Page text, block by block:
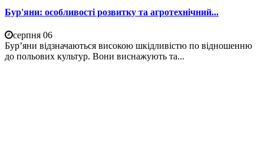
Бур'яни: особливості розвитку та агротехнічний...
серпня 06
Бур’яни відзначаються високою шкідливістю по відношенню
до польових культур. Вони виснажують та...